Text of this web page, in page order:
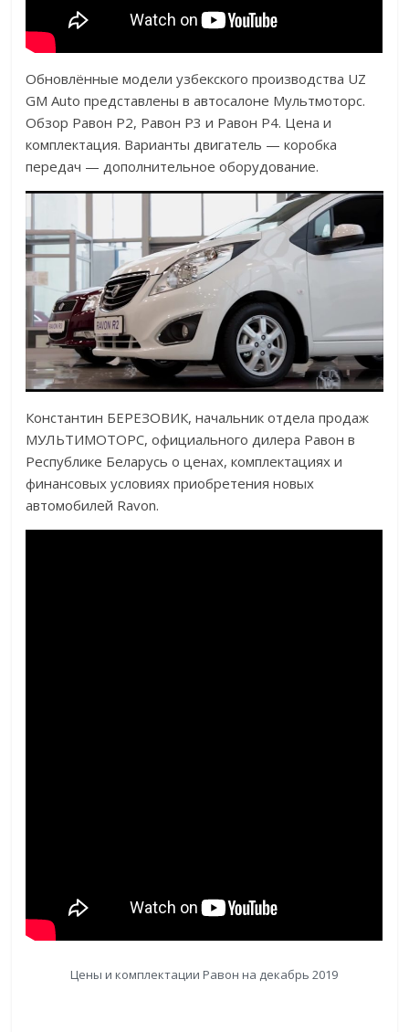
Обновлённые модели узбекского производства UZ
GM Auto представлены в автосалоне Мультмоторс.
Обзор Равон Р2, Равон Р3 и Равон Р4. Цена и
комплектация. Варианты двигатель — коробка
передач — дополнительное оборудование.
Константин БЕРЕЗОВИК, начальник отдела продаж
МУЛЬТИМОТОРС, официального дилера Равон в
Республике Беларусь о ценах, комплектациях и
финансовых условиях приобретения новых
автомобилей Ravon.
Цены и комплектации Равон на декабрь 2019